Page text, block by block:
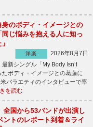
身のボディ・イメージとの
じ悩みを抱える人に知っ
洋楽
2026年8月7日
新シングル「My Body Isn’t
たボディ・イメージとの葛藤に
バラエティのインタビューで率
を読む
全国から53バンドが出演し
ントのレポート到着＆ライ